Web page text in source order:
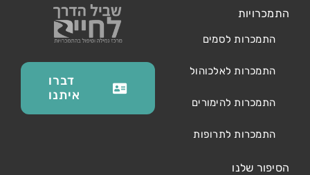
התמכרויות
התמכרות לסמים
התמכרות לאלכוהול
התמכרות להימורים
התמכרות לתרופות
הסיפור שלנו
דברו
איתנו